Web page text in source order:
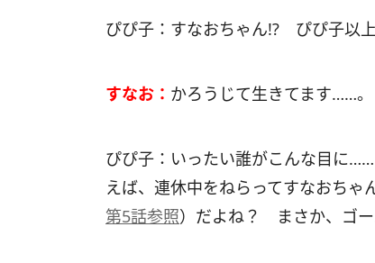
ぴぴ子：すなおちゃん!? ぴぴ子以
すなお： かろうじて生きてます……。
ぴぴ子：いったい誰がこんな目に
えば、連休中をねらってすなおち
第5話参照）だよね？ まさか、ゴー